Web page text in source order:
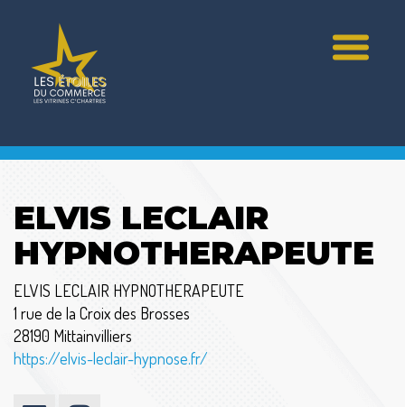
ELVIS LECLAIR
HYPNOTHERAPEUTE
ELVIS LECLAIR HYPNOTHERAPEUTE
1 rue de la Croix des Brosses
28190 Mittainvilliers
https://elvis-leclair-hypnose.fr/